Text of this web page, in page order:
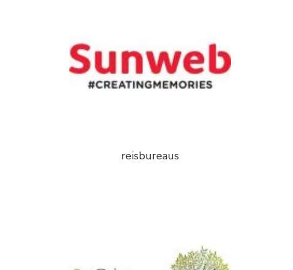
reisbureaus